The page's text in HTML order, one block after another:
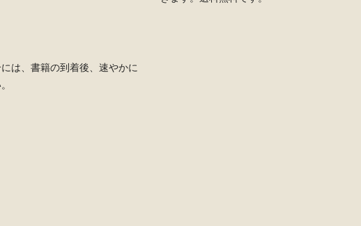
は、書籍の到着後、速やかに